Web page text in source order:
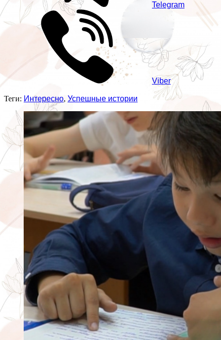
Telegram
Viber
Теги: Интересно, Успешные истории